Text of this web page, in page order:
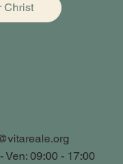
Christ
Ven: 09:00 - 17:00